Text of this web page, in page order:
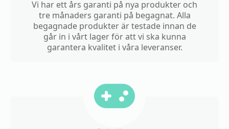
Vi har ett års garanti på nya produkter och
tre månaders garanti på begagnat. Alla
begagnade produkter är testade innan de
går in i vårt lager för att vi ska kunna
garantera kvalitet i våra leveranser.